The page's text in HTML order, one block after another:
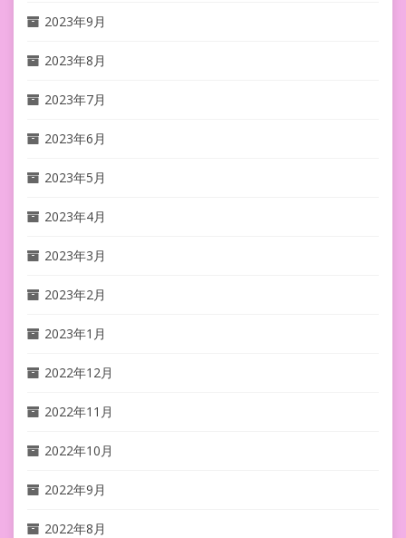
2023年9月
2023年8月
2023年7月
2023年6月
2023年5月
2023年4月
2023年3月
2023年2月
2023年1月
2022年12月
2022年11月
2022年10月
2022年9月
2022年8月